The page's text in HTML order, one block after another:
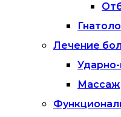
Лечение
Массаж